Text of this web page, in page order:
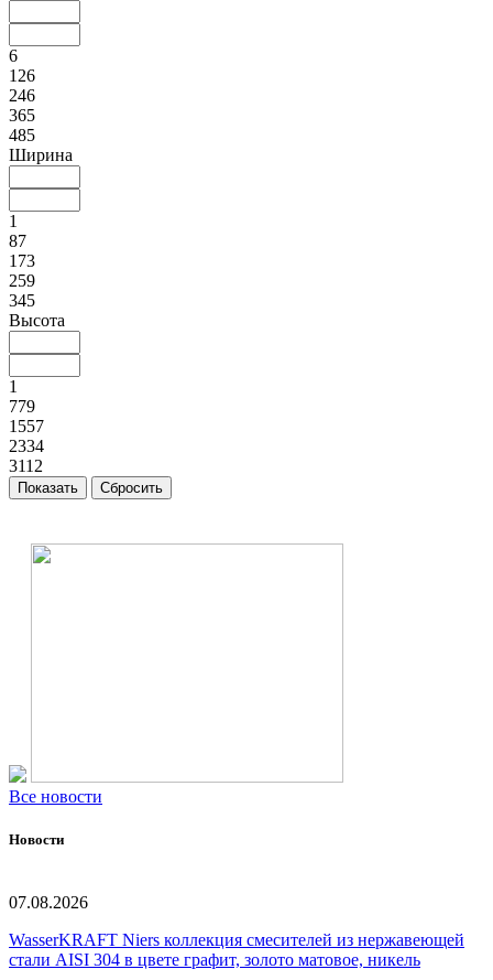
6
126
246
365
485
Ширина
1
87
173
259
345
Высота
1
779
1557
2334
3112
Все новости
Новости
07.08.2026
WasserKRAFT Niers коллекция смесителей из нержавеющей
стали AISI 304 в цвете графит, золото матовое, никель